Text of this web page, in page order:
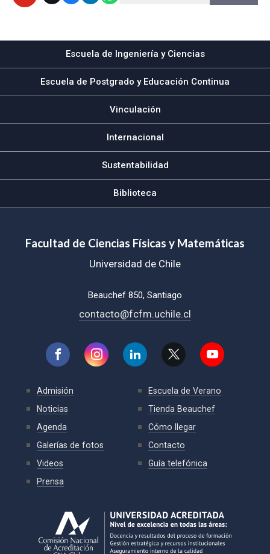
Escuela de Ingeniería y Ciencias
Escuela de Postgrado y Educación Continua
Vinculación
Internacional
Sustentabilidad
Biblioteca
Facultad de Ciencias Físicas y Matemáticas
Universidad de Chile
Beauchef 850, Santiago
contacto@fcfm.uchile.cl
Admisión
Noticias
Agenda
Galerías de fotos
Videos
Prensa
Escuela de Verano
Tienda Beauchef
Cómo llegar
Contacto
Guía telefónica